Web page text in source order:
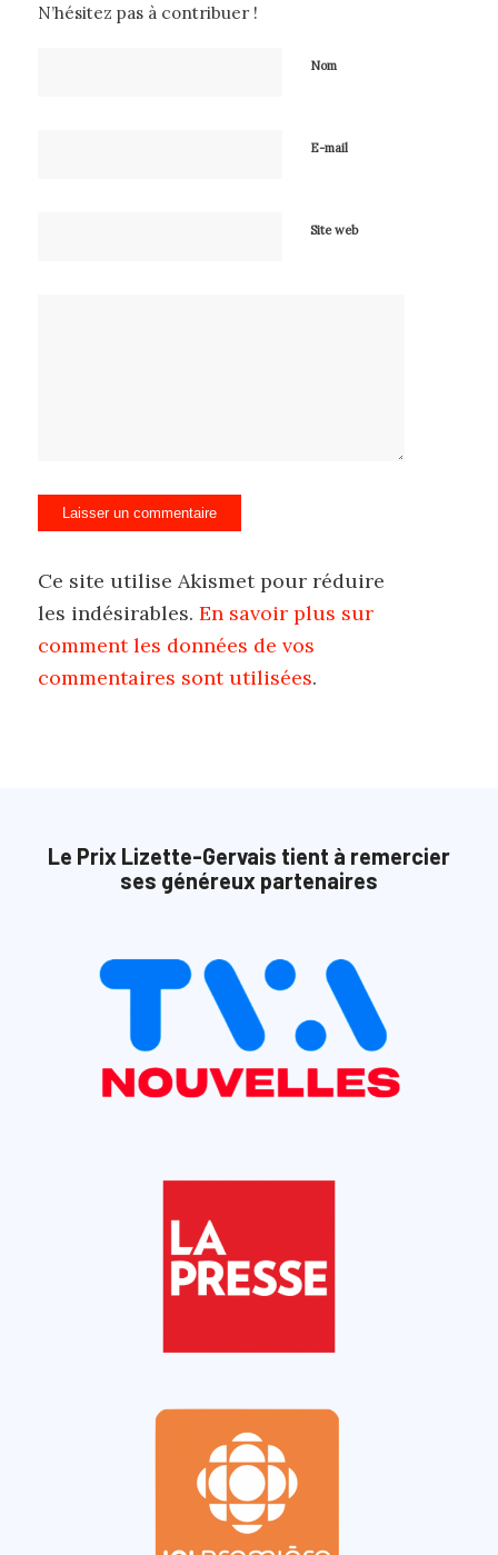
N’hésitez pas à contribuer !
Nom
E-mail
Site web
Ce site utilise Akismet pour réduire
les indésirables. En savoir plus sur
comment les données de vos
commentaires sont utilisées.
Le Prix Lizette-Gervais tient à remercier
ses généreux partenaires